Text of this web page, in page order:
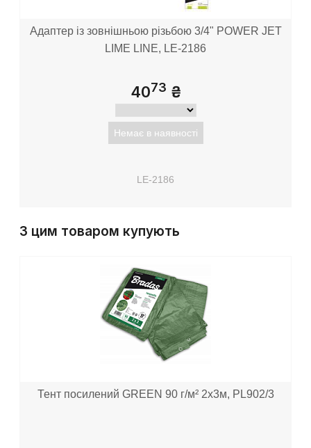
Адаптер із зовнішньою різьбою 3/4" POWER JET
LIME LINE, LE-2186
4073 ₴
Немає в наявності
LE-2186
З цим товаром купують
Тент посилений GREEN 90 г/м² 2х3м, PL902/3